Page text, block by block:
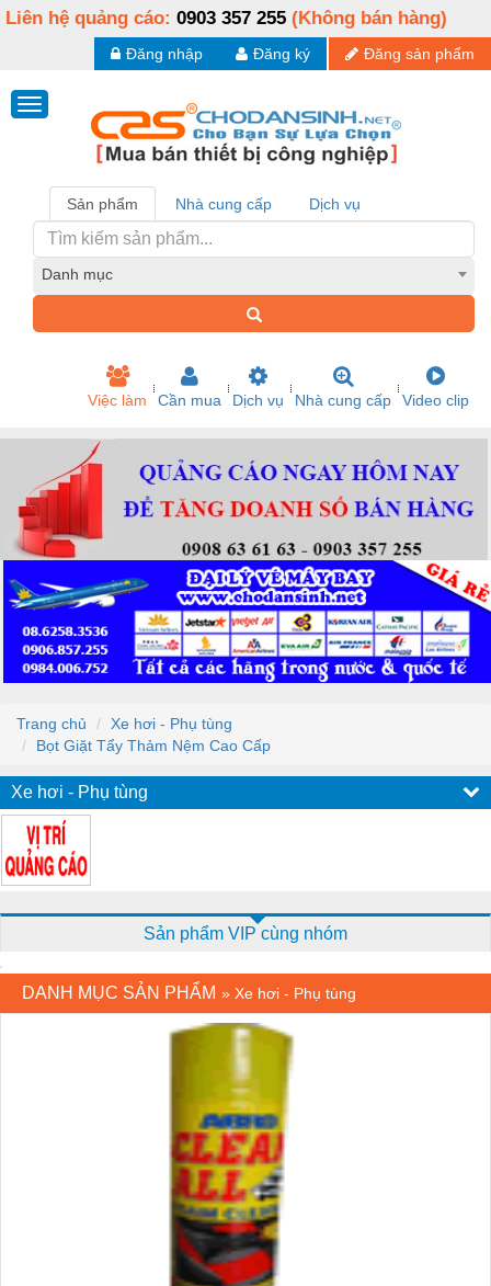
Liên hệ quảng cáo: 0903 357 255 (Không bán hàng)
Đăng sản phẩm
Đăng ký
Đăng nhập
Sản phẩm Nhà cung cấp Dịch vụ
Danh mục
Việc làm Cần mua Dịch vụ Nhà cung cấp Video clip
Trang chủ
Xe hơi - Phụ tùng
Bọt Giặt Tẩy Thảm Nệm Cao Cấp
Xe hơi - Phụ tùng
Sản phẩm VIP cùng nhóm
DANH MỤC SẢN PHẨM » Xe hơi - Phụ tùng